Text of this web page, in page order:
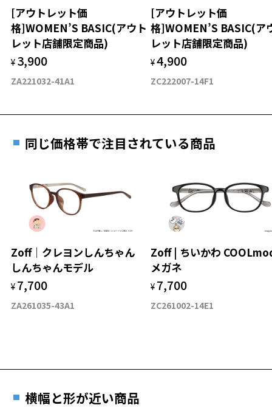
※柄や色味の出方に個体差があり、画像と異なる場合がございます。
CLASSIC(クラシック) 特集ページをみる
仕上がり寸法
D 仕上がりの横幅：約133mm
E 仕上がりの縦幅：約45mm
9.9g
※着脱式サングラス：デモレンズ、アタッチメント込みの重さ
タイプ
材質
安心2 視力測定無料
視力の変化を早めに発見するために、定期的な視
力測定をおすすめいたします。
安心3 かかり具合調整無料
す。
オンラインストアでフレームのみ購入して、
実店舗で度付きにできます
ご購入時に「レンズ交換券」をお選びいただくと、実店舗で
度数を測定のうえ、度付きレンズ（標準セットレンズ）へ無
料交換いただけます。
実店舗で度数を測定いただけます
お近くのZoff実店舗にて度数を測定いただけます（無料）。
その際は記入用紙をダウンロードしてお使いください。
[アウトレット価
格]WOMEN’S BASIC(アウト
レット店舗限定商品)
¥ 3,900
ZA221032-41A1
[アウトレット価
格]WOMEN’S BASIC(ア
レット店舗限定商品)
¥4,900
ZC222007-14F1
同じ価格帯で注目されている商品
Zoff｜クレヨンしんちゃん
しんちゃんモデル
¥ 7,700
ZA261035-43A1
Zoff | ちいかわ
メガネ
¥ 7,700
ZC261002-14E1
横幅と形が近い商品